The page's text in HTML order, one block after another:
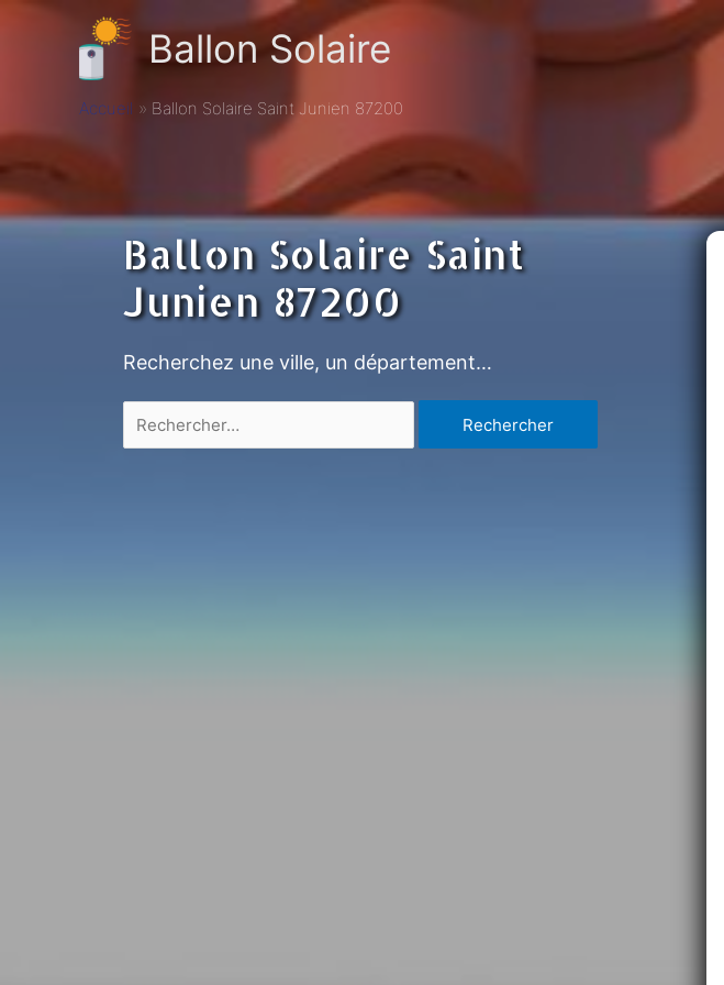
Ballon Solaire
Accueil Ballon Solaire Saint Junien 87200
Ballon Solaire Saint
Junien 87200
Recherchez une ville, un département…